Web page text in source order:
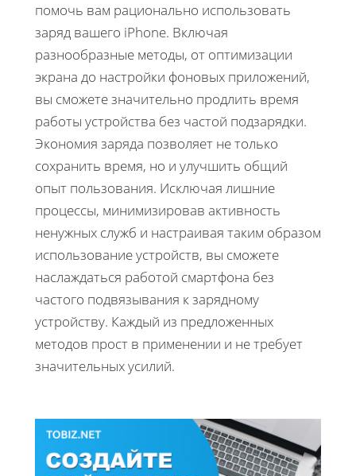
помочь вам рационально использовать
заряд вашего iPhone. Включая
разнообразные методы, от оптимизации
экрана до настройки фоновых приложений,
вы сможете значительно продлить время
работы устройства без частой подзарядки.
Экономия заряда позволяет не только
сохранить время, но и улучшить общий
опыт пользования. Исключая лишние
процессы, минимизировав активность
ненужных служб и настраивая таким образом
использование устройств, вы сможете
наслаждаться работой смартфона без
частого подвязывания к зарядному
устройству. Каждый из предложенных
методов прост в применении и не требует
значительных усилий.